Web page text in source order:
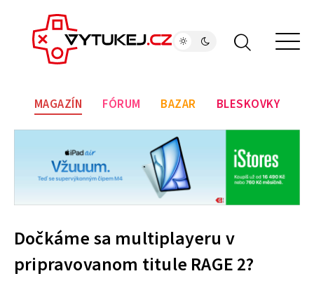
MAGAZÍN FÓRUM BAZAR BLESKOVKY
Dočkáme sa multiplayeru v
pripravovanom titule RAGE 2?